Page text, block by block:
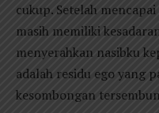
cukup. Setelah
masih memiliki
menyerahkan nasibku
adalah residu ego yang
kesombongan